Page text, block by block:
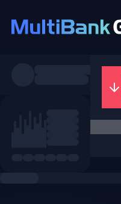
Tutti